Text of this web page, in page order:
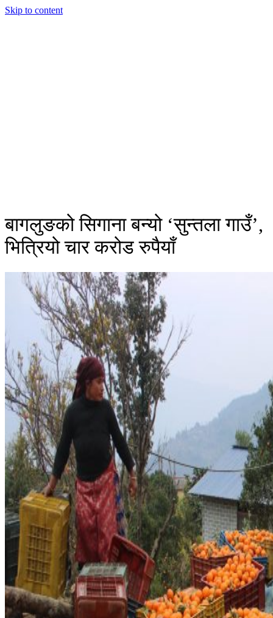
Skip to content
बागलुङको सिगाना बन्यो ‘सुन्तला गाउँ’,
भित्रियो चार करोड रुपैयाँ